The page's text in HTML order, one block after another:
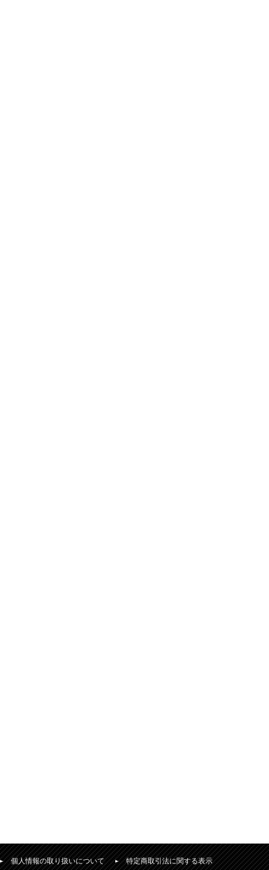
個人情報の取り扱いについて 特定商取引法に関する表示